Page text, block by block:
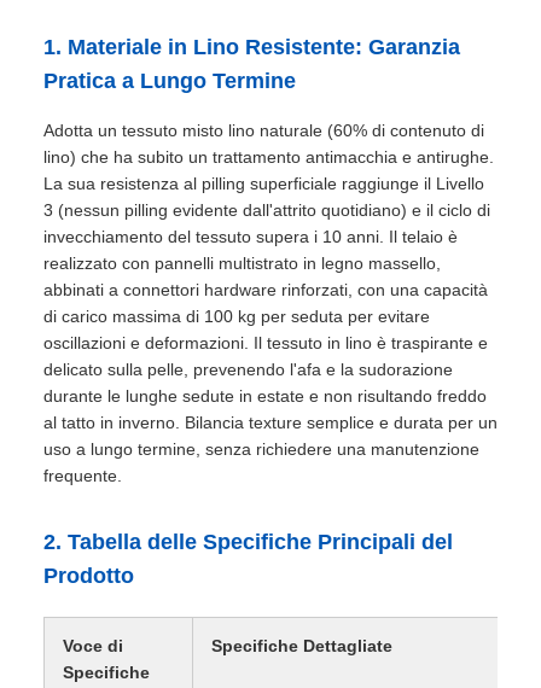
1. Materiale in Lino Resistente: Garanzia
Pratica a Lungo Termine
Adotta un tessuto misto lino naturale (60% di contenuto di
lino) che ha subito un trattamento antimacchia e antirughe.
La sua resistenza al pilling superficiale raggiunge il Livello
3 (nessun pilling evidente dall'attrito quotidiano) e il ciclo di
invecchiamento del tessuto supera i 10 anni. Il telaio è
realizzato con pannelli multistrato in legno massello,
abbinati a connettori hardware rinforzati, con una capacità
di carico massima di 100 kg per seduta per evitare
oscillazioni e deformazioni. Il tessuto in lino è traspirante e
delicato sulla pelle, prevenendo l'afa e la sudorazione
durante le lunghe sedute in estate e non risultando freddo
al tatto in inverno. Bilancia texture semplice e durata per un
uso a lungo termine, senza richiedere una manutenzione
frequente.
2. Tabella delle Specifiche Principali del
Prodotto
Voce di
Specifiche
Specifiche Dettagliate